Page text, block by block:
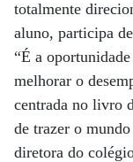
totalmente
aluno, participa
“É a
melhorar o
centrada no livro
de trazer o
diretora do